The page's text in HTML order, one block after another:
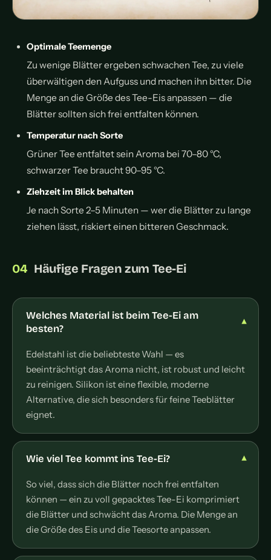
Optimale Teemenge
Zu wenige Blätter ergeben schwachen Tee, zu viele
überwältigen den Aufguss und machen ihn bitter. Die
Menge an die Größe des Tee-Eis anpassen — die
Blätter sollten sich frei entfalten können.
Temperatur nach Sorte
Grüner Tee entfaltet sein Aroma bei 70–80 °C,
schwarzer Tee braucht 90–95 °C.
Ziehzeit im Blick behalten
Je nach Sorte 2–5 Minuten — wer die Blätter zu lange
ziehen lässt, riskiert einen bitteren Geschmack.
Häufige Fragen zum Tee-Ei
Welches Material ist beim Tee-Ei am
besten?
Edelstahl ist die beliebteste Wahl — es
beeinträchtigt das Aroma nicht, ist robust und leicht
zu reinigen. Silikon ist eine flexible, moderne
Alternative, die sich besonders für feine Teeblätter
eignet.
Wie viel Tee kommt ins Tee-Ei?
So viel, dass sich die Blätter noch frei entfalten
können — ein zu voll gepacktes Tee-Ei komprimiert
die Blätter und schwächt das Aroma. Die Menge an
die Größe des Eis und die Teesorte anpassen.